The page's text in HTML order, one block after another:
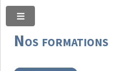
Nos formations